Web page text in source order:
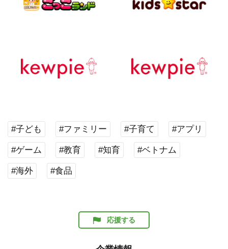
#子ども #ファミリー #子育て #アプリ
#ゲーム #教育 #知育 #ベトナム
#海外 #食品
応援する